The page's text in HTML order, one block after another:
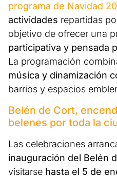
programa de Navidad
actividades repartidas
objetivo de ofrecer una
participativa y pensada
La programación
música y dinamización
barrios y espacios
Belén de Cort,
belenes por toda la
Las celebraciones
inauguración del Belén
visitarse hasta el 5 de